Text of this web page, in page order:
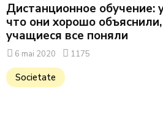
Дистанционное обучение:
что они хорошо
учащиеся все поняли
6 mai 2020 1175
Societate